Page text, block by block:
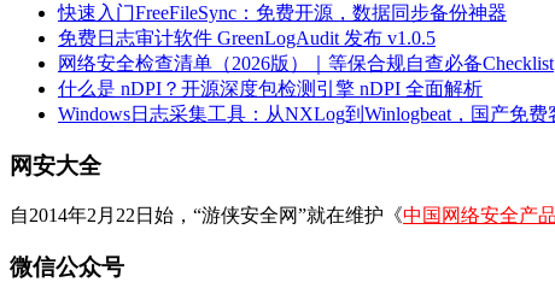
快速入门FreeFileSync：免费开源，数据同步备份神器
免费日志审计软件 GreenLogAudit 发布 v1.0.5
网络安全检查清单（2026版）｜等保合规自查必备Checklist
什么是 nDPI？开源深度包检测引擎 nDPI 全面解析
Windows日志采集工具：从NXLog到Winlogbeat，国产免
网安大全
自2014年2月22日始，“游侠安全网”就在维护《中国网络安全产
微信公众号